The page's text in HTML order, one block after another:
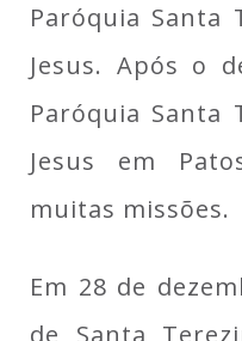
Paróquia Santa
Jesus. Após o
Paróquia Santa
Jesus em
muitas missões.
Em 28 de